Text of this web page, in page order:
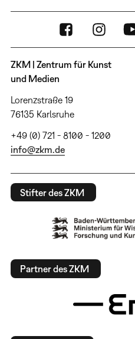
ZKM | Zentrum für Kunst
und Medien
Lorenzstraße 19
76135 Karlsruhe
+49 (0) 721 - 8100 - 1200
info@zkm.de
Stifter des ZKM
Partner des ZKM